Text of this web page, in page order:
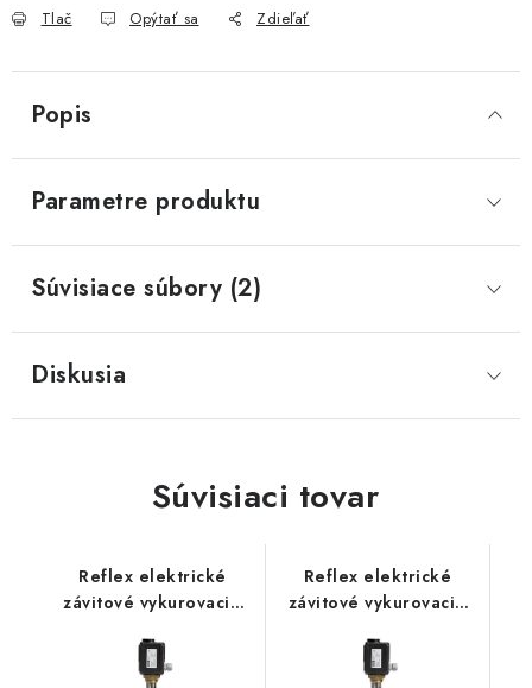
Tlač Opýtať sa Zdieľať
Popis
Parametre produktu
Súvisiace súbory (2)
Diskusia
Súvisiaci tovar
Reflex elektrické
závitové vykurovacie
kW 230V
Reflex elektrické
závitové vykurovacie
kW